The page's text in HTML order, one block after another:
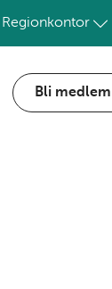
Regionkontor
Bli medlem